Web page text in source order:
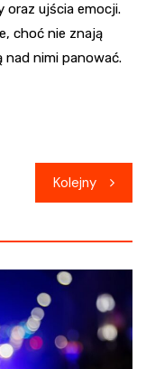
oraz ujścia emocji.
choć nie znają
nimi panować.
Kolejny